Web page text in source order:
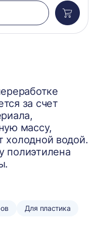
в
за счет
массу,
холодной водой.
полиэтилена
Для пластика